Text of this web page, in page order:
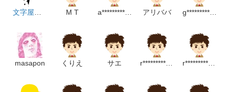
文字屋の凡才 M T a*****************m アリババ g**************************p
masapon くりえ サエ r*********************m r***********************m